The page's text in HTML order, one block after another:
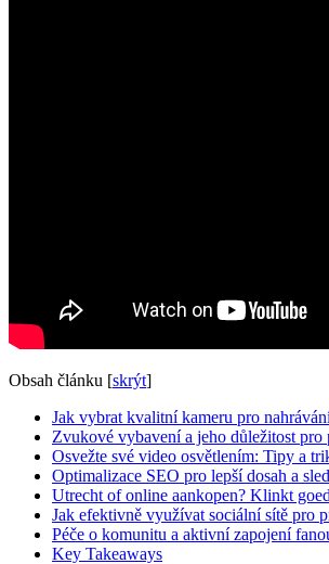
Obsah článku [skrýt]
Jak vybrat kvalitní kameru pro
Zvukové vybavení a jeho důležitost
Osvežte své video osvětlením: Tipy a
Optimalizace SEO pro lepší dosah a
Utrecht of online aankopen? Klinkt goed
Jak efektivně využívat sociální sítě pro
Péče o komunitu a aktivní zapojení
Key Takeaways